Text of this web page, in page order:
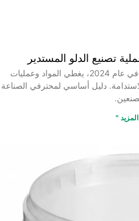
تصنيع الدلو المستدير
تحليل شامل لإنتاج دلو بذور الطيور في عام 2024، يغطي المواد وعمليات
دليل أساسي لمحترفي الصناعة
"